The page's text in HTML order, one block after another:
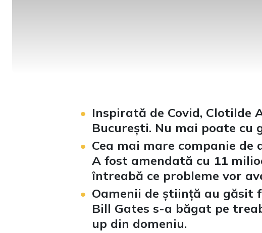
Inspirată de Covid, Clotilde
București. Nu mai poate cu
Cea mai mare companie
A fost amendată cu 11
întreabă ce probleme vor
Oamenii de știință au găsit
Bill Gates s-a băgat pe
up din domeniu.